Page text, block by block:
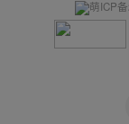
萌ICP